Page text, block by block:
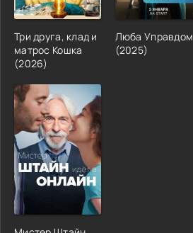
Три друга, клад и
матрос Кошка
(2026)
Люба Управдом
(2025)